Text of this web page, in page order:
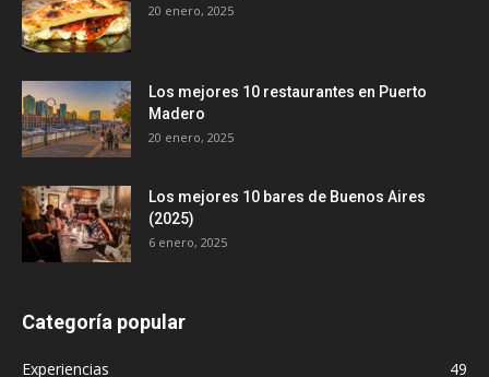
20 enero, 2025
Los mejores 10 restaurantes en Puerto
Madero
20 enero, 2025
Los mejores 10 bares de Buenos Aires
(2025)
6 enero, 2025
Categoría popular
Experiencias
49